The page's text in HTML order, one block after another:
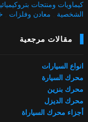
كيماويات ومنتجات
الشخصية
معادن وفلزات
مقالات مرجعية
انواع السيارات
محرك السيارة
محرك بنزين
محرك الديزل
أجزاء محرك السياراة